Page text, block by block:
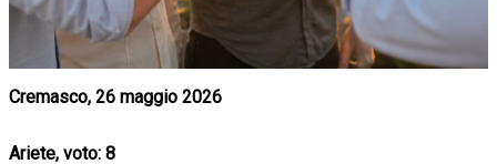
Cremasco, 26 maggio 2026
Ariete, voto: 8